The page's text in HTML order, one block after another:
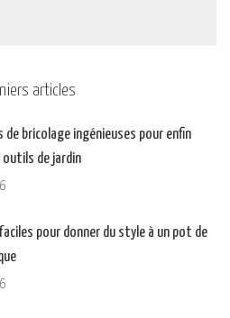
articles
de bricolage ingénieuses pour enfin
outils de jardin
pour donner du style à un pot de